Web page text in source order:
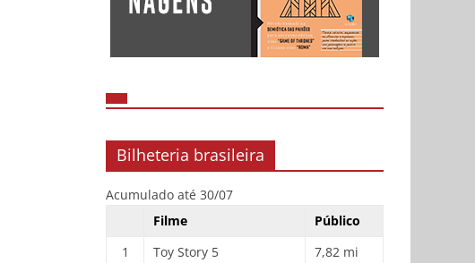
Bilheteria brasileira
Acumulado até 30/07
Filme
Público
1
Toy Story 5
7,82 mi